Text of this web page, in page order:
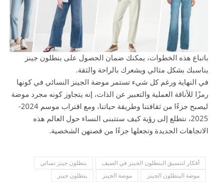
باتباع هذه الخطوات، يمكنك ضمان الحصول على بنطلون جينز
يناسبك بشكل مثالي ويشعرك بالراحة والثقة.
في النهاية ورغم كل شيء تستمر موضة الجينز النسائي في كونها
رمزًا للأناقة العملية والتعبير عن الذات، إنه يتجاوز كونه مجرد موضة
ليصبح جزءًا من ثقافتنا وطريقة حياتنا، ومع اقتراب موسم 2024-
2025، نتطلع إلى رؤية كيف ستتبنى النساء حول العالم هذه
الاتجاهات الجديدة وتجعلها جزءًا من قصتهن الشخصية.
أفكار لتنسيق البنطلون الجينز في الصيف
بنطلون جينز نسائي
موضة البنطلون الجينز
موضة الجينز ينطلون جينز